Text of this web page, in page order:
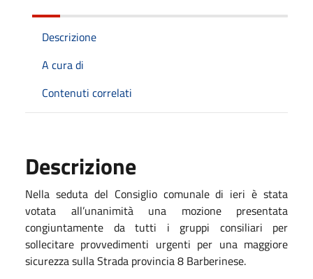
Descrizione
A cura di
Contenuti correlati
Descrizione
Nella seduta del Consiglio comunale di ieri è stata
votata all’unanimità una mozione presentata
congiuntamente da tutti i gruppi consiliari per
sollecitare provvedimenti urgenti per una maggiore
sicurezza sulla Strada provincia 8 Barberinese.